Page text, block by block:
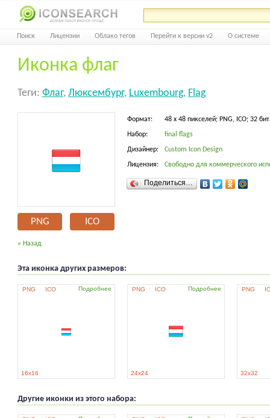
Поиск Лицензии Облако тегов Перейти к версии v2 О системе
Иконка флаг
Теги: Флаг, Люксембург, Luxembourg, Flag
PNG ICO
Формат: 48 x 48 пикселей; PNG, ICO; 32
Набор: final flags
Дизайнер: Custom Icon Design
Лицензия: Свободно для коммерческого
Поделиться…
« Назад
Эта иконка других размеров:
PNG ICO Подробнее
16x16
PNG ICO Подробнее
24x24
PNG
32x32
Другие иконки из этого набора: